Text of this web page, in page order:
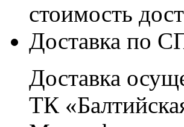
стоимость
Доставка по
Доставка
ТК